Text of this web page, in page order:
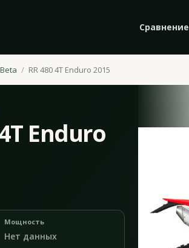
Сравнение
Beta RR 480 4T Enduro 2015
Enduro
Мощность
Нет данных